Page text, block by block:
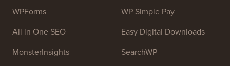
WPForms
All in One SEO
MonsterInsights
WP Simple Pay
Easy Digital Downloads
SearchWP